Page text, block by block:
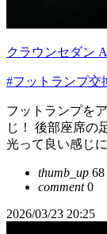
クラウンセダン
#フットランプ交
フットランプを
じ！ 後部座席の
光って良い感じ
thumb_up 68
comment0
2026/03/23 20:25